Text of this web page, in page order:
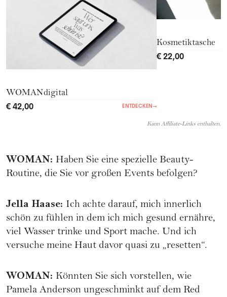
WOMANdigital
€ 42,00 ENTDECKEN→
Kosmetiktasche
€ 22,00
Kann Affiliate-Links enthalten.
WOMAN: Haben Sie eine spezielle Beauty-
Routine, die Sie vor großen Events befolgen?
Jella Haase: Ich achte darauf, mich innerlich
schön zu fühlen in dem ich mich gesund ernähre,
viel Wasser trinke und Sport mache. Und ich
versuche meine Haut davor quasi zu „resetten“.
WOMAN: Könnten Sie sich vorstellen, wie
Pamela Anderson ungeschminkt auf dem Red